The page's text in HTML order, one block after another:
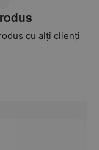
cu alți clienți